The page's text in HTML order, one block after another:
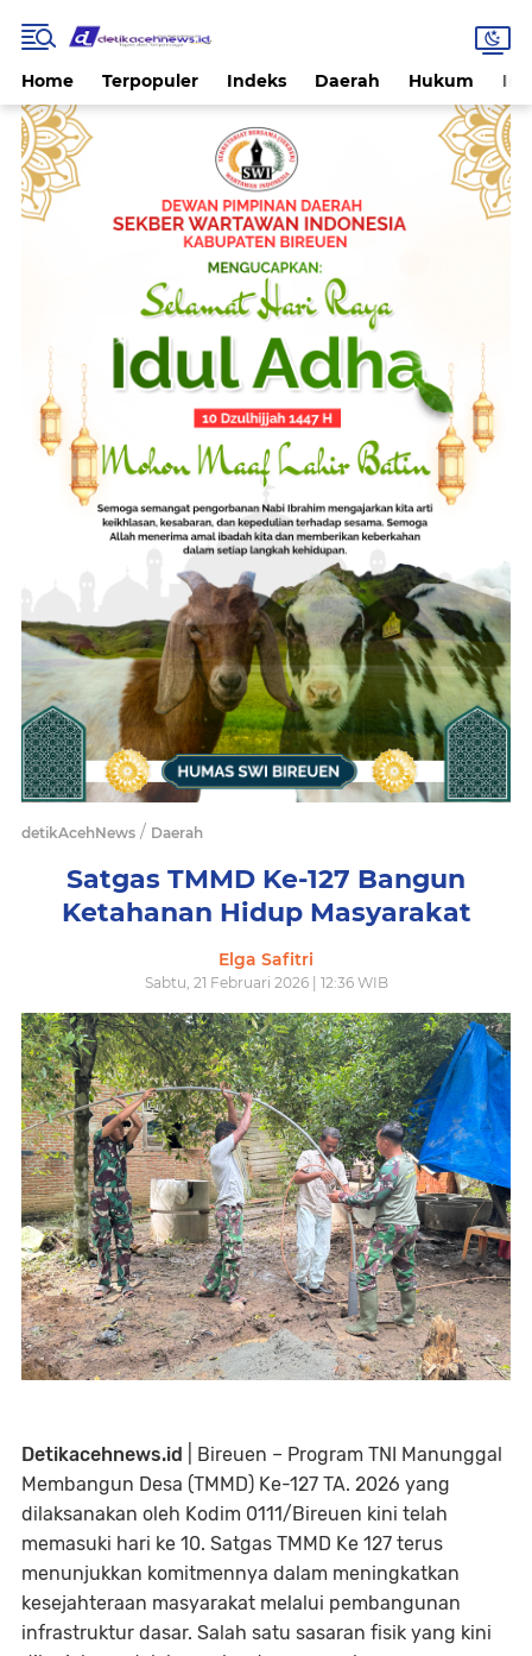
Home Terpopuler Indeks Daerah Hukum
detikAcehNews / Daerah
Satgas TMMD Ke-127 Bangun
Ketahanan Hidup Masyarakat
Elga Safitri
Sabtu, 21 Februari 2026 | 12:36 WIB
Detikacehnews.id
| Bireuen – Program TNI Manunggal
Membangun Desa (TMMD) Ke-127 TA. 2026 yang
dilaksanakan oleh Kodim 0111/Bireuen kini telah
memasuki hari ke 10. Satgas TMMD Ke 127 terus
menunjukkan komitmennya dalam meningkatkan
kesejahteraan masyarakat melalui pembangunan
infrastruktur dasar. Salah satu sasaran fisik yang kini